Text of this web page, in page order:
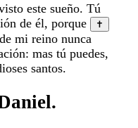
este sueño. Tú
de él, porque ✝
de mi reino nunca
: mas tú puedes,
santos.
.